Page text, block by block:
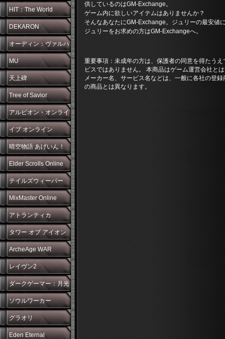
HIT：The World
DEKARON
オーディン：ヴァルハ
ラ・ライジング
MU
天上碑
Tree of Savior
アルビオン・オンライ
ン
イブ オンライン
晴空物語 あげいん！
Elder Scrolls Online
テイルズウィーバー
MixMaster Online
アトランティカ
タワー オブ アイオン
ArcheAge WAR
レイヴン2
ダークゲーマー：月光
彫刻師
ソウルワーカー
グラオリ
Eden Eternal
供しているのはGM-Exchange。
ゲーム内に欲しいアイテムはありませんか？
そんなあなたにGM-Exchange。ジュリーの最安値
ジュリーをお求めの方はGM-Exchangeへ。
重要事項：未成年の方は、保護者の同意を得たう
ビスではありません。 本商品はゲーム運営会社と
メーカー名、サービス名などは、一般に各社の登
の商品とは異なります。